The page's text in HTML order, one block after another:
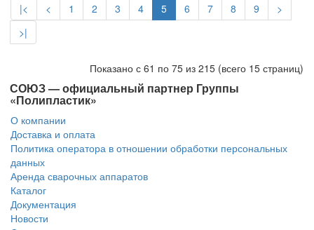
|< < 1 2 3 4 5 6 7 8 9
>
>|
Показано с 61 по 75 из 215 (всего 15 страниц)
СОЮЗ — официальный партнер Группы
«Полипластик»
О компании
Доставка и оплата
Политика оператора в отношении обработки персональных
данных
Аренда сварочных аппаратов
Каталог
Документация
Новости